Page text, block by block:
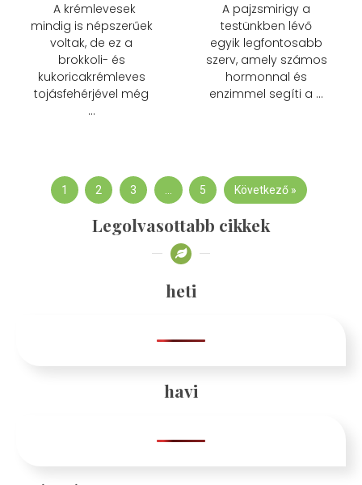
A krémlevesek
mindig is népszerűek
voltak, de ez a
brokkoli- és
kukoricakrémleves
tojásfehérjével még
…
A pajzsmirigy a
testünkben lévő
egyik legfontosabb
szerv, amely számos
hormonnal és
enzimmel segíti a …
1 2 3 … 5 Következő »
Legolvasottabb cikkek
heti
havi